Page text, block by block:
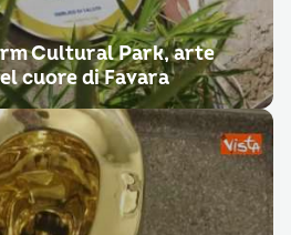
Cultural Park, arte
cuore di Favara